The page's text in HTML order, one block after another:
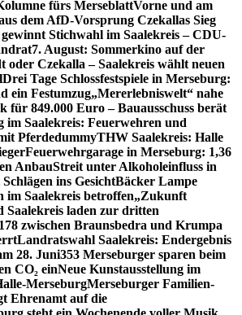
fürs MerseblattVorne und am
dem AfD-Vorsprung Czekallas Sieg
Stichwahl im Saalekreis – CDU-
7. August: Sommerkino auf der
oder Czekalla – Saalekreis wählt neuen
Drei Tage Schlossfestspiele in Merseburg:
ein Festumzug„Mererlebniswelt“ nahe
für 849.000 Euro – Bauausschuss berät
Saalekreis: Feuerwehren und
PferdedummyTHW Saalekreis: Halle
Feuerwehrgarage in Merseburg: 1,36
AnbauStreit unter Alkoholeinfluss in
ins GesichtBäcker Lampe
im Saalekreis betroffen„Zukunft
Saalekreis laden zur dritten
zwischen Braunsbedra und Krumpa
Landratswahl Saalekreis: Endergebnis
28. Juni353 Merseburger sparen beim
CO₂ einNeue Kunstausstellung im
MerseburgMerseburger Familien-
Ehrenamt auf die